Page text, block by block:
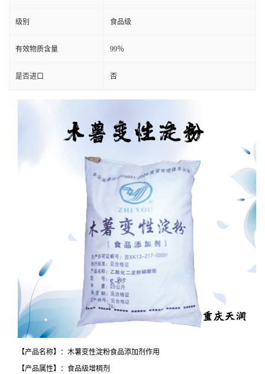
级别 食品级
有效物质含量 99％
是否进口 否
【产品名称】：木薯变性淀粉食品添加剂作用
【产品属性】：食品级增稠剂